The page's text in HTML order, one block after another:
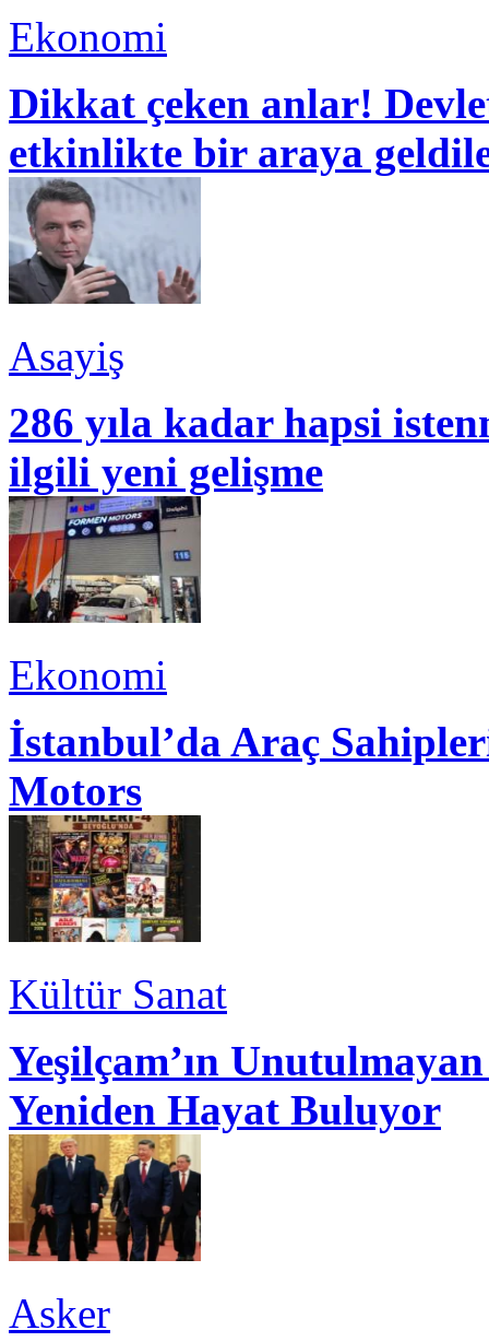
Ekonomi
Dikkat çeken anlar!
etkinlikte bir araya
Asayiş
286 yıla kadar hapsi
ilgili yeni gelişme
Ekonomi
İstanbul’da Araç
Motors
Kültür Sanat
Yeşilçam’ın
Yeniden Hayat Buluyor
Asker